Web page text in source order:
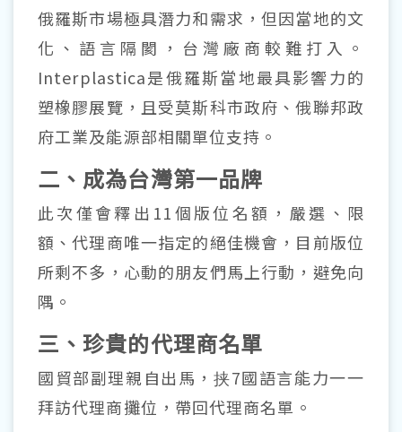
俄羅斯市場極具潛力和需求，但因當地的文
化、語言隔閡，台灣廠商較難打入。
Interplastica是俄羅斯當地最具影響力的
塑橡膠展覽，且受莫斯科市政府、俄聯邦政
府工業及能源部相關單位支持。
二、成為台灣第一品牌
此次僅會釋出11個版位名額，嚴選、限
額、代理商唯一指定的絕佳機會，目前版位
所剩不多，心動的朋友們馬上行動，避免向
隅。
三、珍貴的代理商名單
國貿部副理親自出馬，挟7國語言能力一一
拜訪代理商攤位，帶回代理商名單。